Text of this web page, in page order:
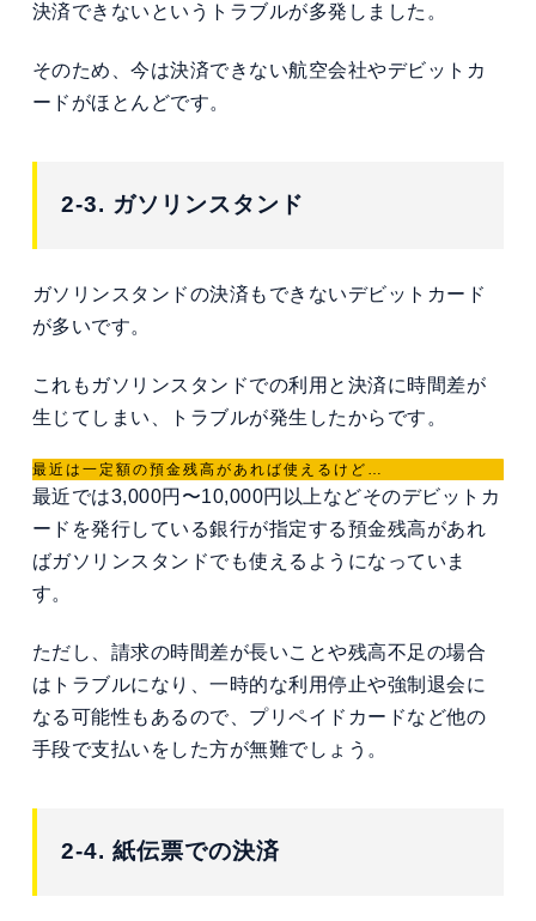
決済できないというトラブルが多発しました。
そのため、今は決済できない航空会社やデビットカ
ードがほとんどです。
2-3. ガソリンスタンド
ガソリンスタンドの決済もできないデビットカード
が多いです。
これもガソリンスタンドでの利用と決済に時間差が
生じてしまい、トラブルが発生したからです。
最近は一定額の預金残高があれば使えるけど…
最近では3,000円〜10,000円以上などそのデビットカ
ードを発行している銀行が指定する預金残高があれ
ばガソリンスタンドでも使えるようになっていま
す。
ただし、請求の時間差が長いことや残高不足の場合
はトラブルになり、一時的な利用停止や強制退会に
なる可能性もあるので、プリペイドカードなど他の
手段で支払いをした方が無難でしょう。
2-4. 紙伝票での決済